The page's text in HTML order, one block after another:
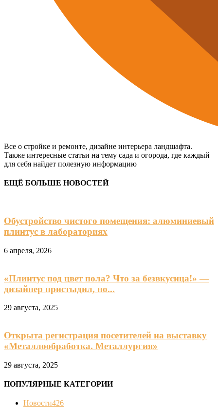
Все о стройке и ремонте, дизайне интерьера ландшафта.
Также интересные статьи на тему сада и огорода, где каждый
для себя найдет полезную информацию
ЕЩЁ БОЛЬШЕ НОВОСТЕЙ
Обустройство чистого помещения: алюминиевый
плинтус в лабораториях
6 апреля, 2026
«Плинтус под цвет пола? Что за безвкусица!» —
дизайнер пристыдил, но...
29 августа, 2025
Открыта регистрация посетителей на выставку
«Металлообработка. Металлургия»
29 августа, 2025
ПОПУЛЯРНЫЕ КАТЕГОРИИ
Новости426